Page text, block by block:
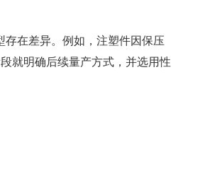
在差异。例如，注塑件因保压
就明确后续量产方式，并选用性